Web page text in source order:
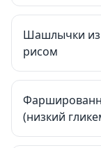
Шашлычки
рисом
(низкий